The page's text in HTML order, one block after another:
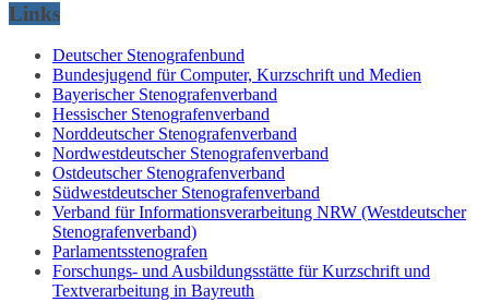
Links
Deutscher Stenografenbund
Bundesjugend für Computer, Kurzschrift und Medien
Bayerischer Stenografenverband
Hessischer Stenografenverband
Norddeutscher Stenografenverband
Nordwestdeutscher Stenografenverband
Ostdeutscher Stenografenverband
Südwestdeutscher Stenografenverband
Verband für Informationsverarbeitung NRW (Westdeutscher
Stenografenverband)
Parlamentsstenografen
Forschungs- und Ausbildungsstätte für Kurzschrift und
Textverarbeitung in Bayreuth